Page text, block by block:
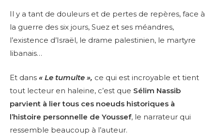
Il y a tant de douleurs et de pertes de repères, face à
la guerre des six jours, Suez et ses méandres,
l’existence d’Israël, le drame palestinien, le martyre
libanais…
Et dans « Le tumulte », ce qui est incroyable et tient
tout lecteur en haleine, c’est que Sélim Nassib
parvient à lier tous ces noeuds historiques à
l’histoire personnelle de Youssef, le narrateur qui
ressemble beaucoup à l’auteur.